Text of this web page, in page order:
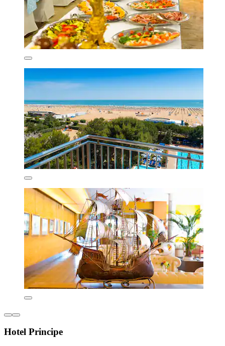
Hotel Principe